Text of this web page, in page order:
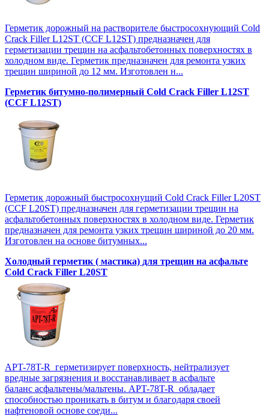
Герметик дорожный на растворителе быстросохнующий Cold
Crack Filler L12SТ (CCF L12SТ) предназначен для
герметизации трещин на асфальтобетонных поверхностях в
холодном виде. Герметик предназначен для ремонта узких
трещин шириной до 12 мм. Изготовлен н...
Герметик битумно-полимерный Cold Crack Filler L12SТ
(CCF L12SТ)
Герметик дорожный быстросохнущий Cold Crack Filler L20SТ
(CCF L20SТ) предназначен для герметизации трещин на
асфальтобетонных поверхностях в холодном виде. Герметик
предназначен для ремонта узких трещин шириной до 20 мм.
Изготовлен на основе битумных...
Холодный герметик ( мастика) для трещин на асфальте
Cold Crack Filler L20SТ
APT-78T-R герметизирует поверхность, нейтрализует
вредные загрязнения и восстанавливает в асфальте
баланс асфальтены/мальтены. APT-78T-R обладает
способностью проникать в битум и благодаря своей
нафтеновой основе соеди...